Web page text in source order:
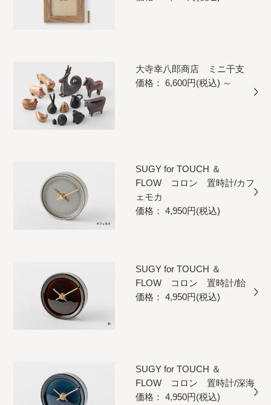
大寺幸八郎商店 ミニ干支
価格： 6,600円(税込) ～
SUGY for TOUCH ＆
FLOW コロン 置時計/カフ
ェモカ
価格： 4,950円(税込)
SUGY for TOUCH ＆
FLOW コロン 置時計/飴
価格： 4,950円(税込)
SUGY for TOUCH ＆
FLOW コロン 置時計/深海
価格： 4,950円(税込)